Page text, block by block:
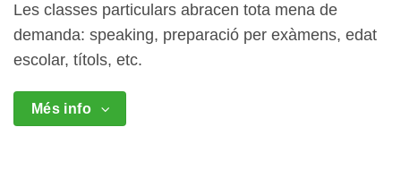
Les classes particulars abracen tota mena de
demanda: speaking, preparació per exàmens, edat
escolar, títols, etc.
Més info